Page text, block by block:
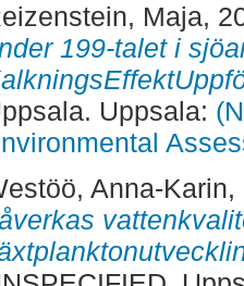
Maja,
199-talet i
Uppsala:
Anna-Karin,